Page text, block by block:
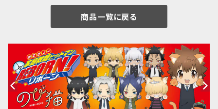
商品一覧に戻る